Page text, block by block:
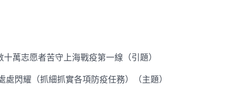
閃
耀
（抓
細
志愿者苦守上海戰疫第一線（引題）
閃耀（抓細抓實各項防疫任務）（主題）